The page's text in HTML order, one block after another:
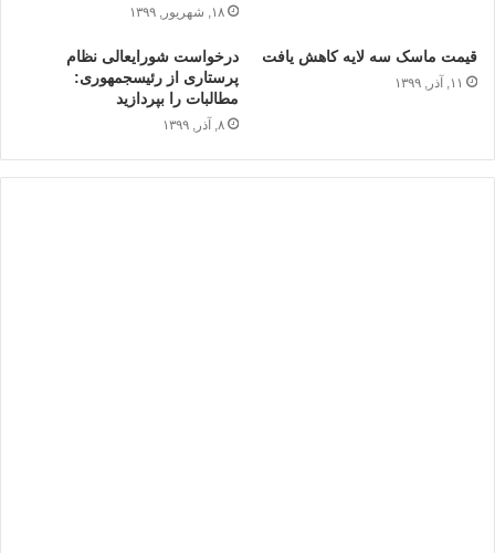
۱۸, شهریور, ۱۳۹۹
قیمت ماسک سه لایه کاهش یافت
۱۱, آذر, ۱۳۹۹
درخواست شورای‎عالی نظام
پرستاری از رئیس‎جمهوری:
مطالبات را بپردازید
۸, آذر, ۱۳۹۹